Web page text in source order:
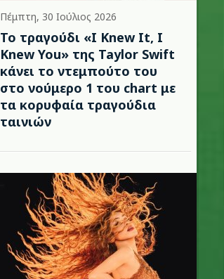
Πέμπτη, 30 Ιούλιος 2026
Το τραγούδι «I Knew It, I
Knew You» της Taylor Swift
κάνει το ντεμπούτο του
στο νούμερο 1 του chart με
τα κορυφαία τραγούδια
ταινιών